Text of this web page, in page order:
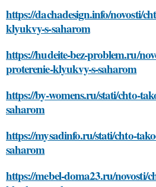
https://dachadesign.info/novosti/
klyukvy-s-saharom
https://hudeite-bez-problem.ru/
proterenie-klyukvy-s-saharom
https://by-womens.ru/stati/chto-
saharom
https://mysadinfo.ru/stati/chto-
saharom
https://mebel-doma23.ru/novosti/